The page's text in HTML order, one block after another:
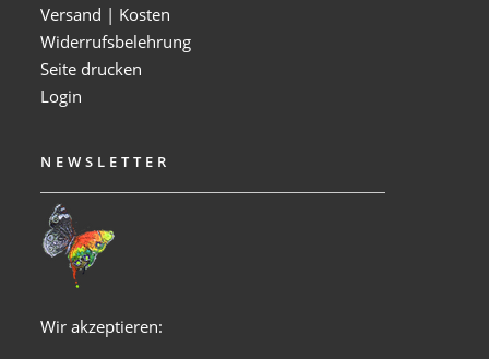
Versand | Kosten
Widerrufsbelehrung
Seite drucken
Login
NEWSLETTER
Wir akzeptieren: